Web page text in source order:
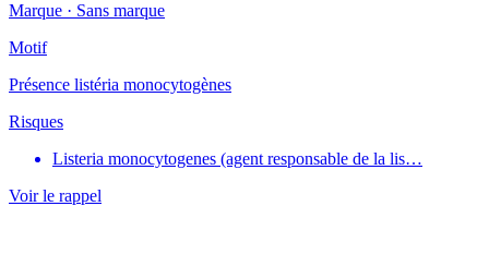
Marque · Sans marque
Motif
Présence listéria monocytogènes
Risques
Listeria monocytogenes (agent responsable de la lis…
Voir le rappel